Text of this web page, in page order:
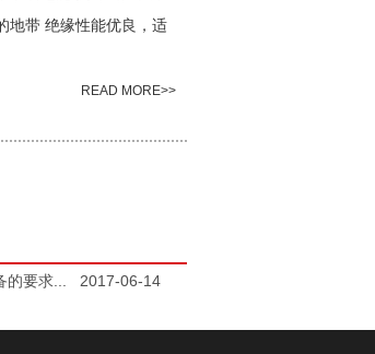
地带 绝缘性能优良，适
READ MORE>>
要求... 2017-06-14